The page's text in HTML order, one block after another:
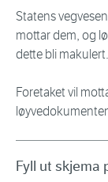
Statens
mottar dem, og
dette bli makulert.
Foretaket vil
Fyll ut skjema